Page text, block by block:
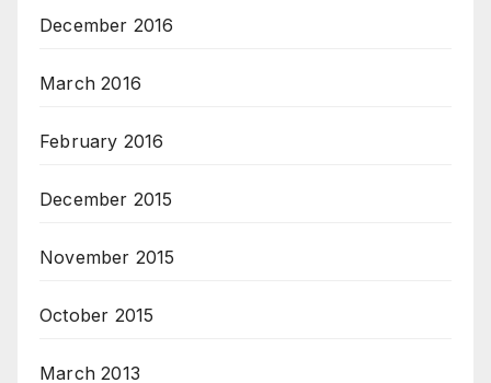
December 2016
March 2016
February 2016
December 2015
November 2015
October 2015
March 2013